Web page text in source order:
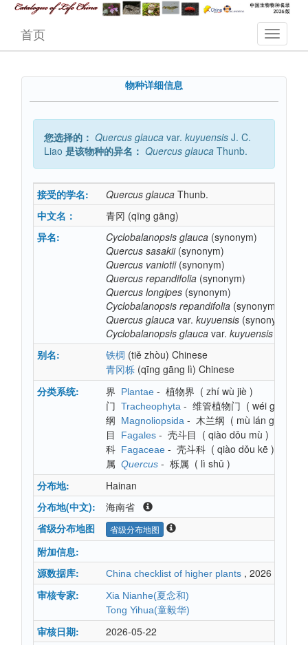
首页
物种详细信息
您选择的： Quercus glauca var. kuyuensis J. C.
Liao 是该物种的异名： Quercus glauca Thunb.
接受的学名: Quercus glauca Thunb.
中文名：
青冈 (qīng gāng)
异名:
Cyclobalanopsis glauca (synonym)
Quercus sasakii(synonym)
Quercus vaniotii(synonym)
Quercus repandifolia (synonym)
Quercus longipes (synonym)
Cyclobalanopsis repandifolia (synonym)
Quercus glauca var. kuyuensis (synonym)
Cyclobalanopsis glauca var. kuyuensis
别名:
铁椆 (tiě zhòu) Chinese
青冈栎 (qīng gāng lì) Chinese
分类系统:
界 Plantae - 植物界 ( zhí wù jiè )
门 Tracheophyta - 维管植物门 ( wéi guǎn
纲
Magnoliopsida - 木兰纲 ( mù lán gāng
目
Fagales - 壳斗目 ( qiào dǒu mù )
科 Fagaceae - 壳斗科 ( qiào dǒu kē )
属 Quercus - 栎属 ( lì shǔ )
分布地:
Hainan
分布地(中文):
海南省
省级分布地图
省级分布地图
附加信息:
源数据库:
China checklist of higher plants , 2026
审核专家:
Xia Nianhe(夏念和)
Tong Yihua(童毅华)
审核日期:
2026-05-22